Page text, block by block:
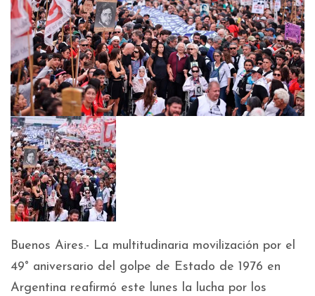
Buenos Aires.- La multitudinaria movilización por el
49° aniversario del golpe de Estado de 1976 en
Argentina reafirmó este lunes la lucha por los